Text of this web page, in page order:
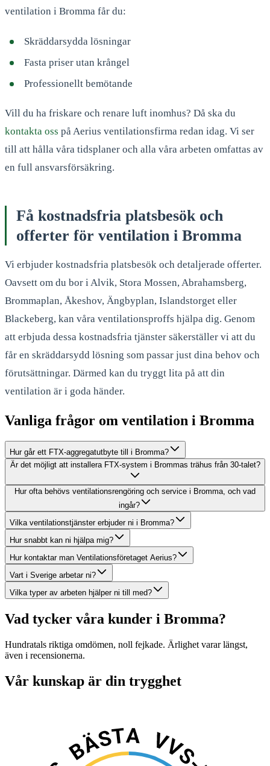
ventilation i Bromma får du:
Skräddarsydda lösningar
Fasta priser utan krångel
Professionellt bemötande
Vill du ha friskare och renare luft inomhus? Då ska du
kontakta oss på Aerius ventilationsfirma redan idag. Vi ser
till att hålla våra tidsplaner och alla våra arbeten omfattas av
en full ansvarsförsäkring.
Få kostnadsfria platsbesök och
offerter för ventilation i Bromma
Vi erbjuder kostnadsfria platsbesök och detaljerade offerter.
Oavsett om du bor i Alvik, Stora Mossen, Abrahamsberg,
Brommaplan, Åkeshov, Ängbyplan, Islandstorget eller
Blackeberg, kan våra ventilationsproffs hjälpa dig. Genom
att erbjuda dessa kostnadsfria tjänster säkerställer vi att du
får en skräddarsydd lösning som passar just dina behov och
förutsättningar. Därmed kan du tryggt lita på att din
ventilation är i goda händer.
Vanliga frågor om ventilation i Bromma
Hur går ett FTX-aggregatutbyte till i Bromma?
Är det möjligt att installera FTX-system i Brommas trähus från 30-talet?
Hur ofta behövs ventilationsrengöring och service i Bromma, och vad
ingår?
Vilka ventilationstjänster erbjuder ni i Bromma?
Hur snabbt kan ni hjälpa mig?
Hur kontaktar man Ventilationsföretaget Aerius?
Vart i Sverige arbetar ni?
Vilka typer av arbeten hjälper ni till med?
Vad tycker våra kunder i Bromma?
Hundratals riktiga omdömen, noll fejkade. Ärlighet varar längst,
även i recensionerna.
Vår kunskap är din trygghet